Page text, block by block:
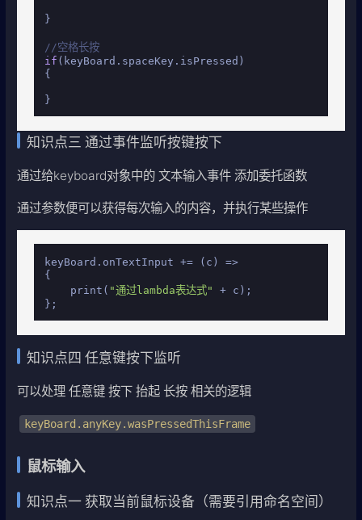
}
//空格长按
if(keyBoard.spaceKey.isPressed)
{
}
知识点三 通过事件监听按键按下
通过给keyboard对象中的 文本输入事件 添加委托函数
通过参数便可以获得每次输入的内容，并执行某些操作
keyBoard.onTextInput += (c) =>
{
    print(
"通过lambda表达式"
+ c);
};
知识点四 任意键按下监听
可以处理 任意键 按下 抬起 长按 相关的逻辑
keyBoard.anyKey.wasPressedThisFrame
鼠标输入
知识点一 获取当前鼠标设备（需要引用命名空间）